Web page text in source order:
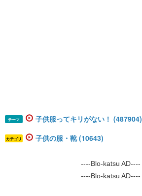
テーマ 子供服ってキリがない！ (487904)
カテゴリ 子供の服・靴 (10643)
----Blo-katsu AD----
----Blo-katsu AD----